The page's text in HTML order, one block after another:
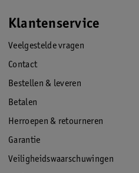
Klantenservice
Veelgestelde vragen
Contact
Bestellen & leveren
Betalen
Herroepen & retourneren
Garantie
Veiligheidswaarschuwingen